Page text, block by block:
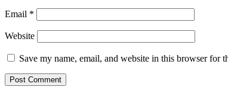
Email *
Website
Save my name, email, and website in this browser for